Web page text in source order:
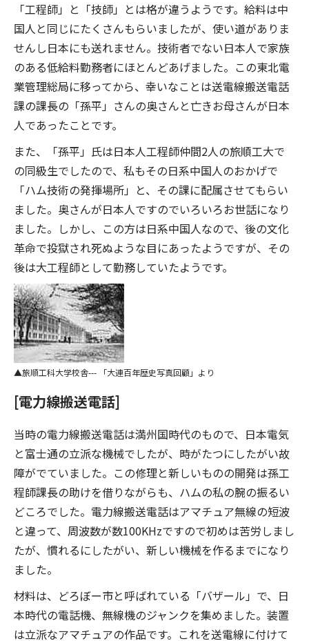
「工程師」と「技師」とは格が違うようです。給料は中
国人と同じにたくさんもらいましたが、使い道がありま
せんし日本にも送れません。技術者でない日本人で家族
のある低給料勤務者にほとんどあげました。この東北電
業管理総局に移ってから、幸いなことは送電線搬送電話
課の課長の「孫平」さんの奥さんと亡きお母さんが日本
人であったことです。
また、「孫平」氏は日本人工程師仲間2人の旅順工大で
の同級生でしたので、私もその日系中国人のおかげで
「ハム技術の発揮場所」と、その課に配属させてもらい
ました。奥さんが日本人ですのでいろいろお世話になり
ました。しかし、この方は日系中国人なので、後の文化
革命で投獄され死ぬような目にあったようですが、その
後は大工程師として勤務していたようです。
旅順工科大学校舎--- 「大連百年歴史写真回顧」より
[電力線搬送電話]
当時の電力線搬送電話は満州国時代のもので、日本電気
と富士通の立派な機械でしたが、時がたつにしたがい故
障がでていました。この修理と新しいものの開発は孫工
程師課長の助けを借りながらも、ハムの私の腕の振るい
どころでした。電力線搬送電話はアマチュア無線の短波
と違って、周波数が数100KHzですので初めは苦労しまし
たが、慣れるにしたがい、新しい機械を作るまでになり
ました。
材料は、どろぼー市と呼ばれている「バザール」で、日
本時代の電話機、無線機のジャンクを集めました。装置
は立派なアマチュアの作品です。これを送電線に付けて